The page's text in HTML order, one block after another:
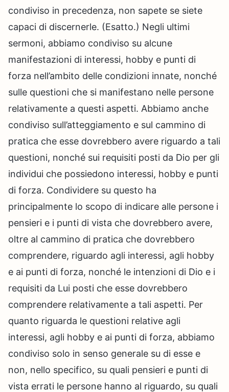
condiviso in precedenza, non sapete se siete
capaci di discernerle. (Esatto.) Negli ultimi
sermoni, abbiamo condiviso su alcune
manifestazioni di interessi, hobby e punti di
forza nell’ambito delle condizioni innate, nonché
sulle questioni che si manifestano nelle persone
relativamente a questi aspetti. Abbiamo anche
condiviso sull’atteggiamento e sul cammino di
pratica che esse dovrebbero avere riguardo a tali
questioni, nonché sui requisiti posti da Dio per gli
individui che possiedono interessi, hobby e punti
di forza. Condividere su questo ha
principalmente lo scopo di indicare alle persone i
pensieri e i punti di vista che dovrebbero avere,
oltre al cammino di pratica che dovrebbero
comprendere, riguardo agli interessi, agli hobby
e ai punti di forza, nonché le intenzioni di Dio e i
requisiti da Lui posti che esse dovrebbero
comprendere relativamente a tali aspetti. Per
quanto riguarda le questioni relative agli
interessi, agli hobby e ai punti di forza, abbiamo
condiviso solo in senso generale su di esse e
non, nello specifico, su quali pensieri e punti di
vista errati le persone hanno al riguardo, su quali